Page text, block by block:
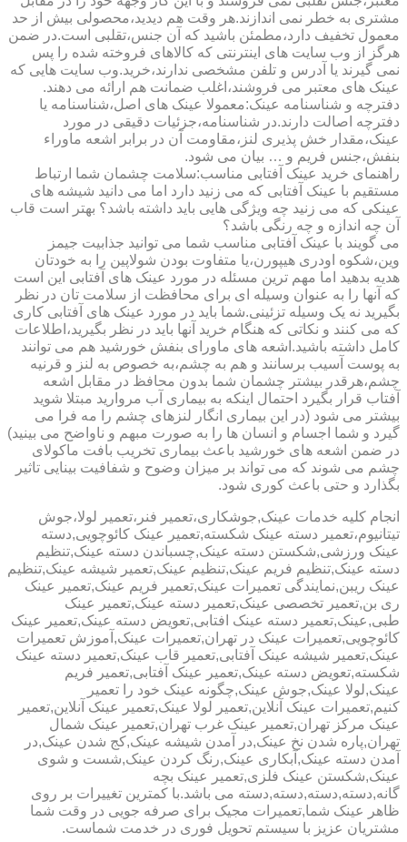
مشتری به خطر نمی اندازند.هر وقت هم دیدید،محصولی بیش از حد
معمول تخفیف دارد،مطمئن باشید که آن جنس،تقلبی است.در ضمن
هرگز از وب سایت های اینترنتی که کالاهای فروخته شده را پس
نمی گیرند یا آدرس و تلفن مشخصی ندارند،خرید.وب سایت هایی که
عینک های معتبر می فروشند،اغلب ضمانت هم ارائه می دهند.
دفترچه و شناسنامه عینک:معمولا عینک های اصل،شناسنامه یا
دفترچه اصالت دارند.در شناسنامه،جزئیات دقیقی در مورد
عینک،مقدار خش پذیری لنز،مقاومت آن در برابر اشعه ماوراء
بنفش،جنس فریم و … بیان می شود.
راهنمای خرید عینک آفتابی مناسب:سلامت چشمان شما ارتباط
مستقیم با عینک آفتابی که می زنید دارد اما می دانید شیشه های
عینکی که می زنید چه ویژگی هایی باید داشته باشد؟ بهتر است قاب
آن چه اندازه و چه رنگی باشد؟
می گویند با عینک آفتابی مناسب شما می توانید جذابیت جیمز
وین،شکوه اودری هیپورن،یا متفاوت بودن شولاپین را به خودتان
هدیه بدهید اما مهم ترین مسئله در مورد عینک های آفتابی این است
که آنها را به عنوان وسیله ای برای محافظت از سلامت تان در نظر
بگیرید نه یک وسیله تزئینی.شما باید در مورد عینک های آفتابی کاری
که می کنند و نکاتی که هنگام خرید آنها باید در نظر بگیرید،اطلاعات
کامل داشته باشید.اشعه های ماورای بنفش خورشید هم می توانند
به پوست آسیب برسانند و هم به چشم،به خصوص به لنز و قرنیه
چشم،هرقدر بیشتر چشمان شما بدون محافظ در مقابل اشعه
آفتاب قرار بگیرد احتمال اینکه به بیماری آب مروارید مبتلا شوید
بیشتر می شود (در این بیماری انگار لنزهای چشم را مه فرا می
گیرد و شما اجسام و انسان ها را به صورت مبهم و ناواضح می بینید)
در ضمن اشعه های خورشید باعث بیماری تخریب بافت ماکولای
چشم می شوند که می تواند بر میزان وضوح و شفافیت بینایی تاثیر
بگذارد و حتی باعث کوری شود.
انجام کلیه خدمات عینک,جوشکاری،تعمیر فنر،تعمیر لولا،جوش
تیتانیوم،تعمیر دسته عینک شکسته,تعمیر عینک کائوچویی,دسته
عینک ورزشی,شکستن دسته عینک,چسباندن دسته عینک,تنظیم
دسته عینک,تنظیم فریم عینک,تنظیم عینک,تعمیر شیشه عینک,تنظیم
عینک ریبن,نمایندگی تعمیرات عینک,تعمیر فریم عینک,تعمیر عینک
ری بن,تعمیر تخصصی عینک,تعمیر دسته عینک,تعمیر عینک
طبی,عینک,تعمیر دسته عینک افتابی,تعویض دسته عینک,تعمیر عینک
کائوچویی,تعمیرات عینک در تهران,تعمیرات عینک,آموزش تعمیرات
عینک,تعمیر شیشه عینک آفتابی,تعمیر قاب عینک,تعمیر دسته عینک
شکسته,تعویض دسته عینک,تعمیر عینک آفتابی,تعمیر فریم
عینک,لولا عینک,جوش عینک,چگونه عینک خود را تعمیر
کنیم,تعمیرات عینک آنلاین,تعمیر لولا عینک,تعمیر عینک آنلاین,تعمیر
عینک مرکز تهران,تعمیر عینک غرب تهران,تعمیر عینک شمال
تهران,پاره شدن نخ عینک,در آمدن شیشه عینک,کج شدن عینک,در
آمدن دسته عینک,آبکاری عینک,رنگ کردن عینک,شست و شوی
عینک,شکستن عینک فلزی,تعمیر عینک بچه
گانه,دسته,دسته,دسته,دسته می باشد.با کمترین تغییرات بر روی
ظاهر عینک شما,تعمیرات مجیک برای صرفه جویی در وقت شما
مشتریان عزیز با سیستم تحویل فوری در خدمت شماست.